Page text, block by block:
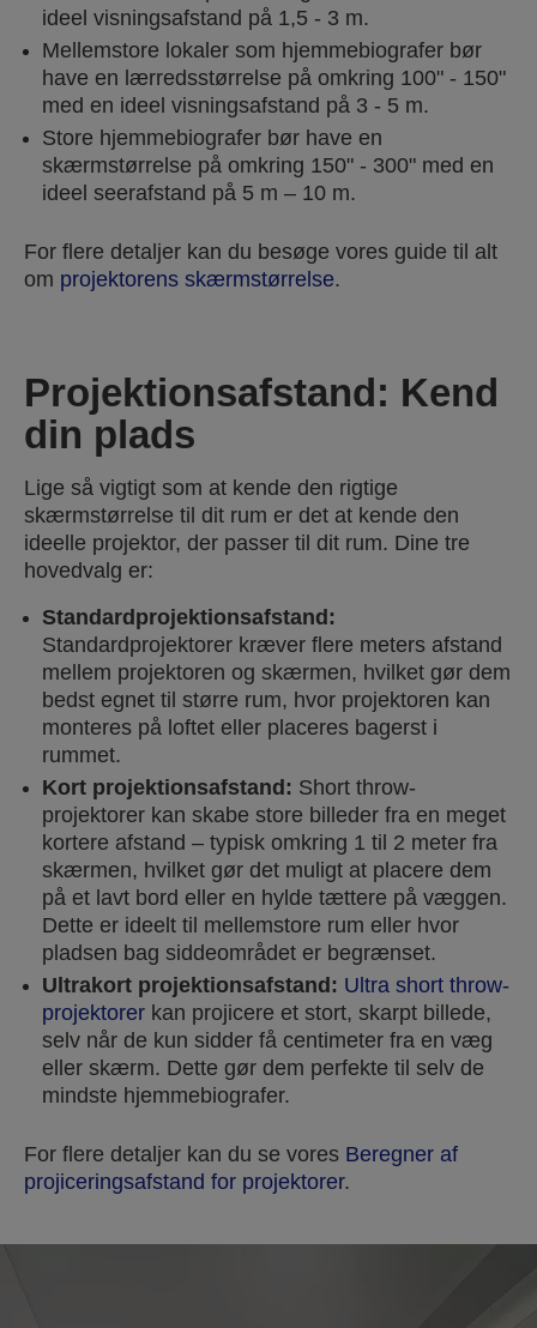
ideel visningsafstand på 1,5 - 3 m.
Mellemstore lokaler som hjemmebiografer bør
have en lærredsstørrelse på omkring 100" - 150"
med en ideel visningsafstand på 3 - 5 m.
Store hjemmebiografer bør have en
skærmstørrelse på omkring 150" - 300" med en
ideel seerafstand på 5 m – 10 m.
For flere detaljer kan du besøge vores guide til alt
om projektorens skærmstørrelse.
Projektionsafstand: Kend
din plads
Lige så vigtigt som at kende den rigtige
skærmstørrelse til dit rum er det at kende den
ideelle projektor, der passer til dit rum. Dine tre
hovedvalg er:
Standardprojektionsafstand:
Standardprojektorer kræver flere meters afstand
mellem projektoren og skærmen, hvilket gør dem
bedst egnet til større rum, hvor projektoren kan
monteres på loftet eller placeres bagerst i
rummet.
Kort projektionsafstand: Short throw-
projektorer kan skabe store billeder fra en meget
kortere afstand – typisk omkring 1 til 2 meter fra
skærmen, hvilket gør det muligt at placere dem
på et lavt bord eller en hylde tættere på væggen.
Dette er ideelt til mellemstore rum eller hvor
pladsen bag siddeområdet er begrænset.
Ultrakort projektionsafstand: Ultra short throw-
projektorer kan projicere et stort, skarpt billede,
selv når de kun sidder få centimeter fra en væg
eller skærm. Dette gør dem perfekte til selv de
mindste hjemmebiografer.
For flere detaljer kan du se vores Beregner af
projiceringsafstand for projektorer.